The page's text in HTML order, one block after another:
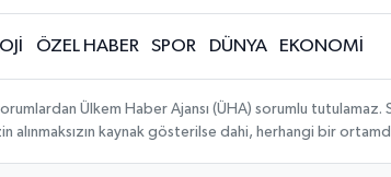
ÖZEL HABER SPOR DÜNYA EKONOMİ
Ülkem Haber Ajansı (ÜHA) sorumlu tutulamaz.
kaynak gösterilse dahi, herhangi bir